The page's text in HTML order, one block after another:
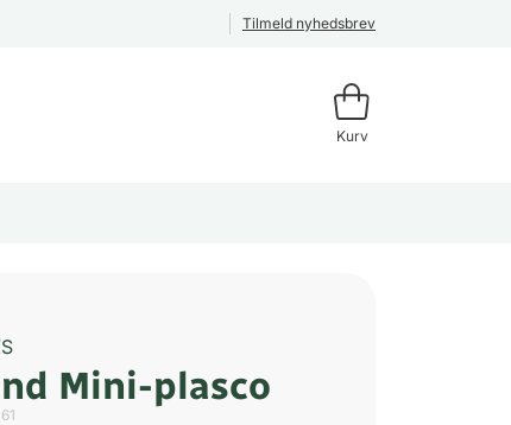
Tilmeld nyhedsbrev
Kurv
Mini-plasco